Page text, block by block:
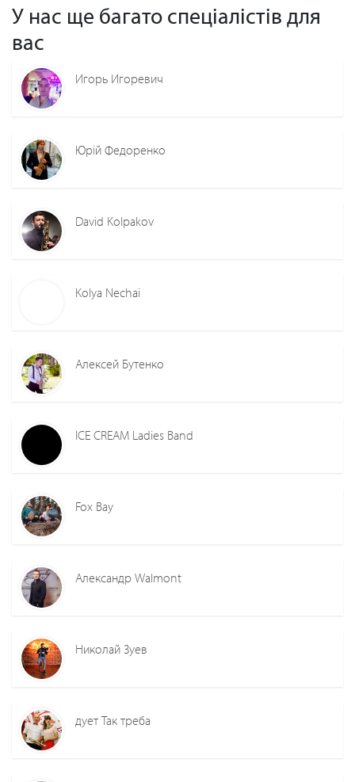
У нас ще багато спеціалістів для
вас
Игорь Игоревич
Юрій Федоренко
David Kolpakov
Kolya Nechai
Алексей Бутенко
ICE CREAM Ladies Band
Fox Bay
Александр Walmont
Николай Зуев
дует Так треба